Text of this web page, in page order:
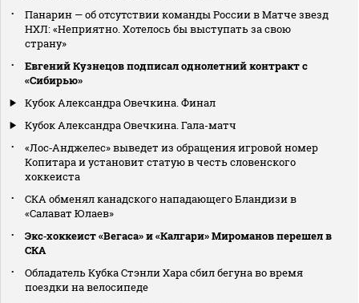
Панарин — об отсутствии команды России в Матче звезд
НХЛ: «Неприятно. Хотелось бы выступать за свою
страну»
Евгений Кузнецов подписал однолетний контракт с
«Сибирью»
Кубок Александра Овечкина. Финал
Кубок Александра Овечкина. Гала-матч
«Лос‑Анджелес» выведет из обращения игровой номер
Копитара и установит статую в честь словенского
хоккеиста
СКА обменял канадского нападающего Бландизи в
«Салават Юлаев»
Экс‑хоккеист «Вегаса» и «Калгари» Мироманов перешел в
СКА
Обладатель Кубка Стэнли Хара сбил бегуна во время
поездки на велосипеде